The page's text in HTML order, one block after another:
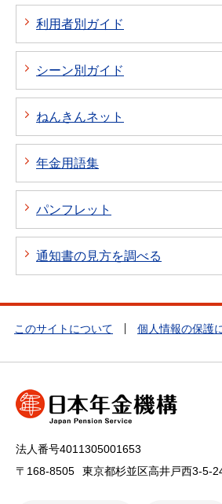
利用者別ガイド
シーン別ガイド
ねんきんネット
年金用語集
パンフレット
通知書の見方を調べる
このサイトについて 個人情報の保護
法人番号4011305001653
〒168-8505
東京都杉並区高井戸西3-5-